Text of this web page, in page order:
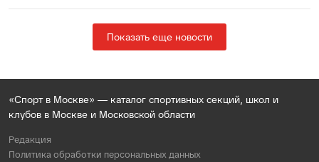
Показать еще новости
«Спорт в Москве» — каталог спортивных секций, школ и
клубов в Москве и Московской области
Редакция
Политика обработки персональных данных